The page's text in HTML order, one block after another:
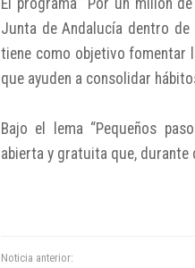
El programa “Por un millón
Junta de Andalucía dentro de
tiene como objetivo fomentar
que ayuden a consolidar
Bajo el lema “Pequeños
abierta y gratuita que, durante
Noticia anterior: